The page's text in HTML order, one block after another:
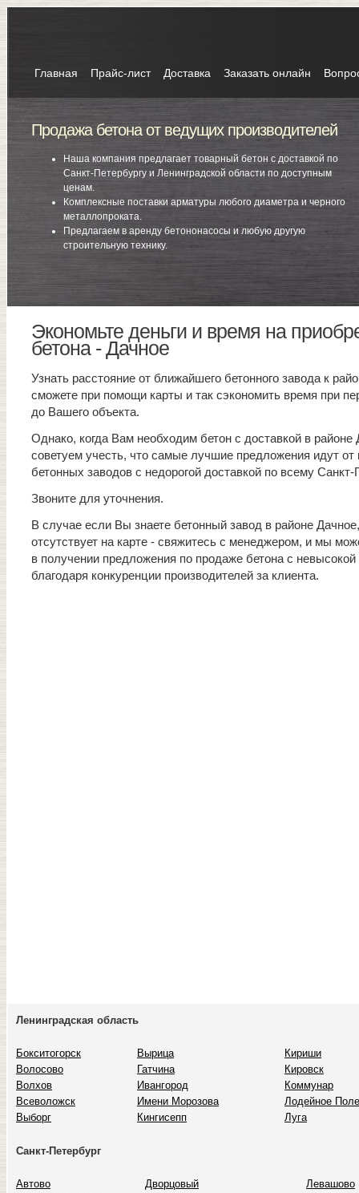
Главная Прайс-лист Доставка Заказать онлайн
Продажа бетона от ведущих производителей
Наша компания предлагает товарный бетон с доставкой по
Санкт-Петербургу и Ленинградской области по доступным
ценам.
Комплексные поставки арматуры любого диаметра и черного
металлопроката.
Предлагаем в аренду бетононасосы и любую другую
строительную технику.
Экономьте деньги и время на
бетона - Дачное
Узнать расстояние от ближайшего бетонного завода к
сможете при помощи карты и так сэкономить время при
до Вашего объекта.
Однако, когда Вам необходим бетон с доставкой в районе
советуем учесть, что самые лучшие предложения идут от
бетонных заводов с недорогой доставкой по всему Санкт-
Звоните для уточнения.
В случае если Вы знаете бетонный завод в районе
отсутствует на карте - свяжитесь с менеджером, и мы
в получении предложения по продаже бетона с невысокой
благодаря конкуренции производителей за клиента.
Ленинградская область
Бокситогорск
Волосово
Волхов
Всеволожск
Выборг
Вырица
Гатчина
Ивангород
Имени Морозова
Кингисепп
Кириши
Кировск
Коммунар
Лодейное Поле
Луга
Санкт-Петербург
Автово
Дворцовый
Левашово